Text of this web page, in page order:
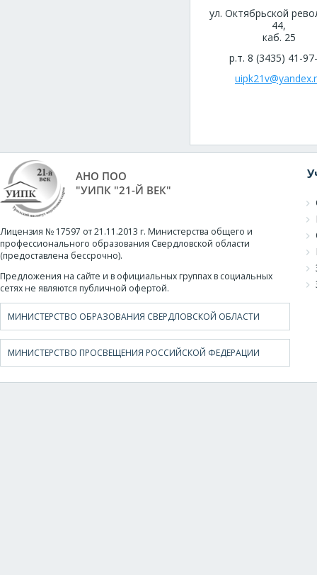
ул. Октябрьской
44,
каб. 25
р.т. 8 (3435) 41-
АНО ПОО
"УИПК "21-Й ВЕК"
Лицензия № 17597 от 21.11.2013 г. Министерства общего и
профессионального образования Свердловской области
(предоставлена бессрочно).
Предложения на сайте и в официальных группах в социальных
сетях не являются публичной офертой.
МИНИСТЕРСТВО ОБРАЗОВАНИЯ СВЕРДЛОВСКОЙ ОБЛАСТИ
МИНИСТЕРСТВО ПРОСВЕЩЕНИЯ РОССИЙСКОЙ ФЕДЕРАЦИИ